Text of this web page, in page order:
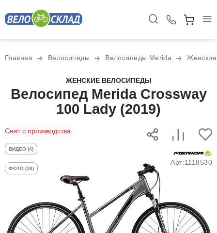
Главная Велосипеды Велосипеды Merida Женские
ЖЕНСКИЕ ВЕЛОСИПЕДЫ
Велосипед Merida Crossway
100 Lady (2019)
Снят с производства
ВИДЕО (4)
ФОТО (10)
Арт:1118530
Разбейте
оплатуна части
без переплат
График платежей